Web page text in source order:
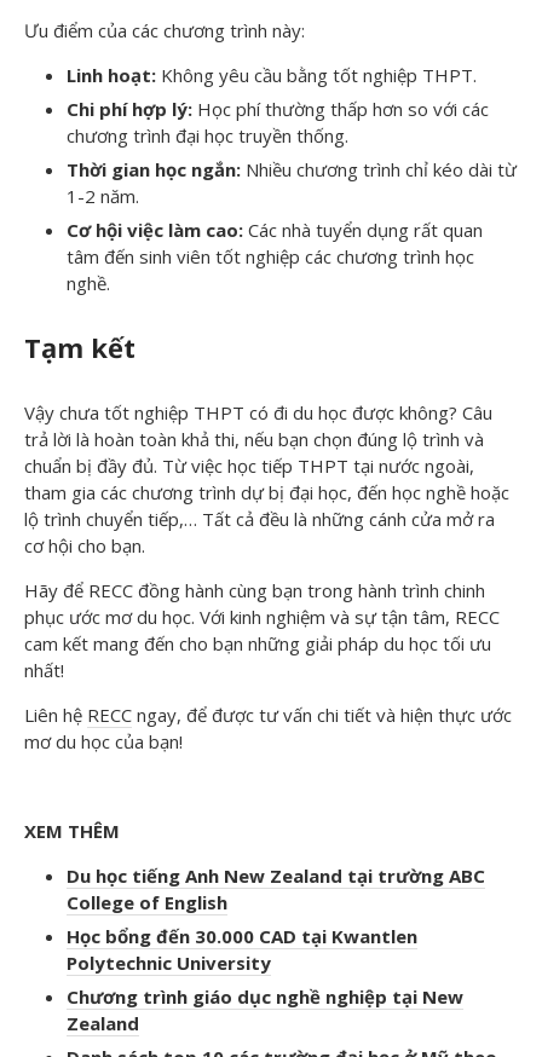
Ưu điểm của các chương trình này:
Linh hoạt: Không yêu cầu bằng tốt nghiệp THPT.
Chi phí hợp lý: Học phí thường thấp hơn so với các
chương trình đại học truyền thống.
Thời gian học ngắn: Nhiều chương trình chỉ kéo dài từ
1-2 năm.
Cơ hội việc làm cao: Các nhà tuyển dụng rất quan
tâm đến sinh viên tốt nghiệp các chương trình học
nghề.
Tạm kết
Vậy chưa tốt nghiệp THPT có đi du học được không? Câu
trả lời là hoàn toàn khả thi, nếu bạn chọn đúng lộ trình và
chuẩn bị đầy đủ. Từ việc học tiếp THPT tại nước ngoài,
tham gia các chương trình dự bị đại học, đến học nghề hoặc
lộ trình chuyển tiếp,… Tất cả đều là những cánh cửa mở ra
cơ hội cho bạn.
Hãy để RECC đồng hành cùng bạn trong hành trình chinh
phục ước mơ du học. Với kinh nghiệm và sự tận tâm, RECC
cam kết mang đến cho bạn những giải pháp du học tối ưu
nhất!
Liên hệ RECC ngay, để được tư vấn chi tiết và hiện thực ước
mơ du học của bạn!
XEM THÊM
Du học tiếng Anh New Zealand tại trường ABC
College of English
Học bổng đến 30.000 CAD tại Kwantlen
Polytechnic University
Chương trình giáo dục nghề nghiệp tại New
Zealand